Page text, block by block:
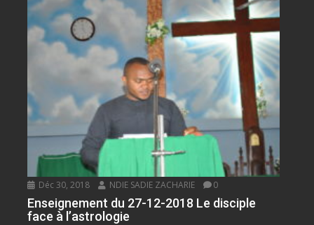
Déc 30, 2018 NDIE SADIE ZACHARIE 0
Enseignement du 27-12-2018 Le disciple
face à l’astrologie